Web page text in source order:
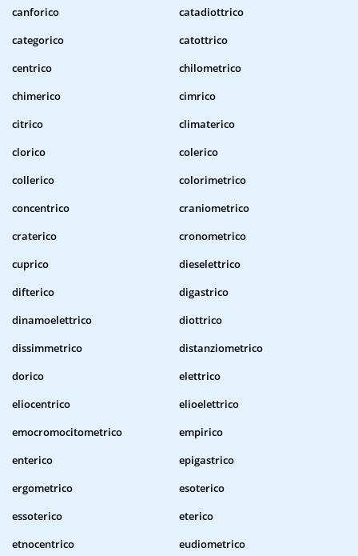
canforico
catadiottrico
categorico
catottrico
centrico
chilometrico
chimerico
cimrico
citrico
climaterico
clorico
colerico
collerico
colorimetrico
concentrico
craniometrico
craterico
cronometrico
cuprico
dieselettrico
difterico
digastrico
dinamoelettrico
diottrico
dissimmetrico
distanziometrico
dorico
elettrico
eliocentrico
elioelettrico
emocromocitometrico
empirico
enterico
epigastrico
ergometrico
esoterico
essoterico
eterico
etnocentrico
eudiometrico